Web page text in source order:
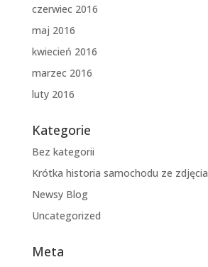
czerwiec 2016
maj 2016
kwiecień 2016
marzec 2016
luty 2016
Kategorie
Bez kategorii
Krótka historia samochodu ze zdjęcia
Newsy Blog
Uncategorized
Meta